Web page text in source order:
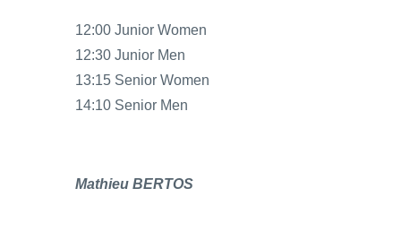
12:00 Junior Women
12:30 Junior Men
13:15 Senior Women
14:10 Senior Men
Mathieu BERTOS